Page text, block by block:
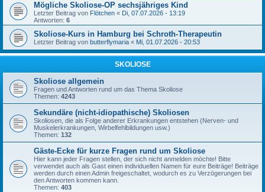
Mögliche Skoliose-OP sechsjähriges Kind
Letzter Beitrag von Flötchen « Di, 07.07.2026 - 13:19
Antworten: 6
Skoliose-Kurs in Hamburg bei Schroth-Therapeutin
Letzter Beitrag von butterflymaria « Mi, 01.07.2026 - 20:53
SKOLIOSE
Skoliose allgemein
Fragen und Antworten rund um das Thema Skoliose
Themen: 4243
Sekundäre (nicht-idiopathische) Skoliosen
Skoliosen, die als Folge anderer Erkrankungen entstehen (Nerven- und
Muskelerkrankungen, Wirbelfehlbildungen usw.)
Themen: 132
Gäste-Ecke für kurze Fragen rund um Skoliose
Hier kann jeder Fragen stellen, der sich nicht anmelden möchte! Bitte
verwendet auch als Gast einen individuellen Namen für eure Beiträge! Beiträge
werden durch einen Admin freigeschaltet, wodurch es zu Verzögerungen bei
den Antworten kommen kann.
Themen: 403